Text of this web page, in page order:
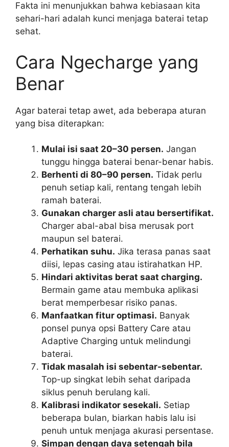
Fakta ini menunjukkan bahwa kebiasaan kita
sehari-hari adalah kunci menjaga baterai tetap
sehat.
Cara Ngecharge yang
Benar
Agar baterai tetap awet, ada beberapa aturan
yang bisa diterapkan:
Mulai isi saat 20–30 persen. Jangan
tunggu hingga baterai benar-benar habis.
Berhenti di 80–90 persen. Tidak perlu
penuh setiap kali, rentang tengah lebih
ramah baterai.
Gunakan charger asli atau bersertifikat.
Charger abal-abal bisa merusak port
maupun sel baterai.
Perhatikan suhu. Jika terasa panas saat
diisi, lepas casing atau istirahatkan HP.
Hindari aktivitas berat saat charging.
Bermain game atau membuka aplikasi
berat memperbesar risiko panas.
Manfaatkan fitur optimasi. Banyak
ponsel punya opsi Battery Care atau
Adaptive Charging untuk melindungi
baterai.
Tidak masalah isi sebentar-sebentar.
Top-up singkat lebih sehat daripada
siklus penuh berulang kali.
Kalibrasi indikator sesekali. Setiap
beberapa bulan, biarkan habis lalu isi
penuh untuk menjaga akurasi persentase.
Simpan dengan daya setengah bila